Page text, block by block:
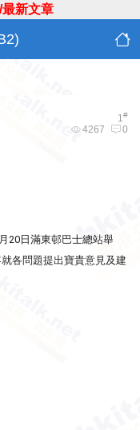
最新文章
1#
4267 0
20日滿東邨巴士總站舉
各問題提出寶貴意見及建